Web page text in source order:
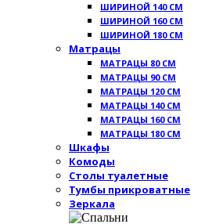
ШИРИНОЙ 140 СМ
ШИРИНОЙ 160 СМ
ШИРИНОЙ 180 СМ
Матрацы
МАТРАЦЫ 80 СМ
МАТРАЦЫ 90 СМ
МАТРАЦЫ 120 СМ
МАТРАЦЫ 140 СМ
МАТРАЦЫ 160 СМ
МАТРАЦЫ 180 СМ
Шкафы
Комоды
Столы туалетные
Тумбы прикроватные
Зеркала